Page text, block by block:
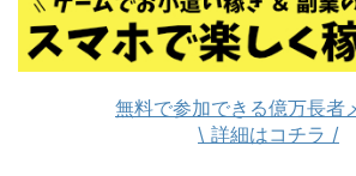
無料で参加できる億万長者
\ 詳細はコチラ /